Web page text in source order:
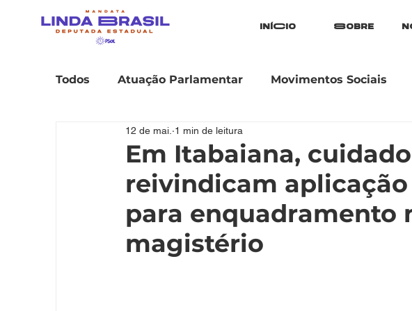
iníCio Sobre
Todos Atuação Parlamentar Movimentos Sociais
Em Itabaiana,
reivindicam
para enquadramento
magistério
12 de mai. 1 min de leitura